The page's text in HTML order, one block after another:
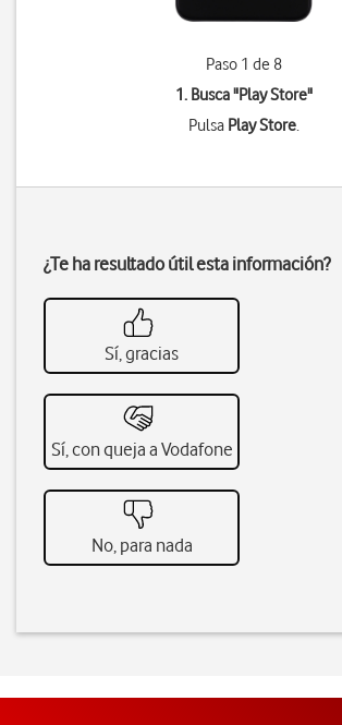
Paso 1 de 8
1. Busca "Play Store"
Pulsa Play Store.
¿Te ha resultado útil esta información?
Sí, gracias
Sí, con queja a Vodafone
No, para nada